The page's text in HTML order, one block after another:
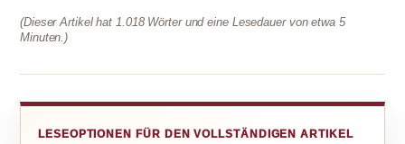
(Dieser Artikel hat 1.018 Wörter und eine Lesedauer von etwa 5
Minuten.)
LESEOPTIONEN FÜR DEN VOLLSTÄNDIGEN ARTIKEL